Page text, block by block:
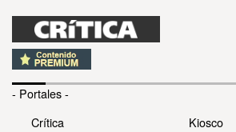
- Portales -
Crítica
Kiosco